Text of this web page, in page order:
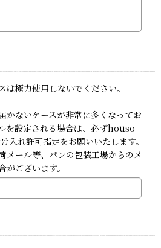
極力使用しないでください。
かないケースが非常に多くなってお
を設定される場合は、必ずhouso-
れ許可指定をお願いいたします。
メール等、パンの包装工場からのメ
ございます。